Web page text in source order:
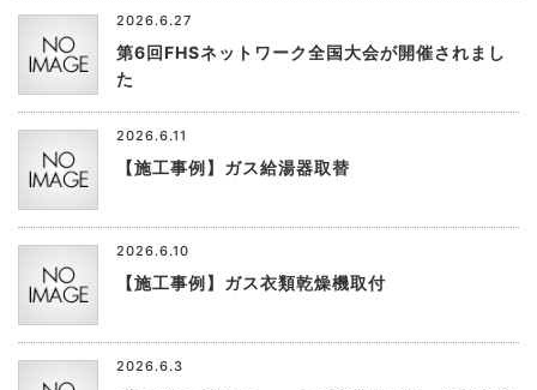
2026.6.27
第6回FHSネットワーク全国大会が開催されまし
た
2026.6.11
【施工事例】ガス給湯器取替
2026.6.10
【施工事例】ガス衣類乾燥機取付
2026.6.3